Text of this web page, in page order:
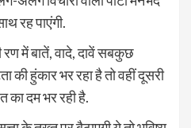
रह पाएंगी.
रण में बातें, वादे, दावें सबकुछ
की हुंकार भर रहा है तो वहीं दूसरी
का दम भर रही है.